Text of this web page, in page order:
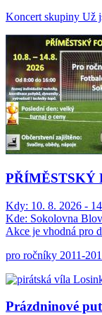
Koncert skupiny Už
PŘÍMĚSTSKÝ
Kdy: 10. 8. 2026 -
Kde: Sokolovna
Akce je vhodná pro
pro ročníky 2011-
Prázdninové